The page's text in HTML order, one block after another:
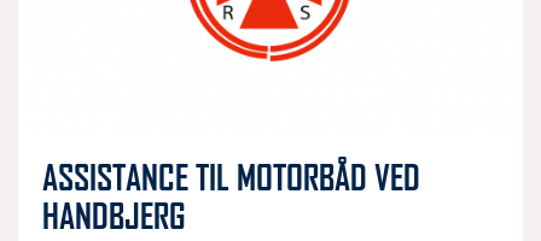
ASSISTANCE TIL MOTORBÅD VED
HANDBJERG